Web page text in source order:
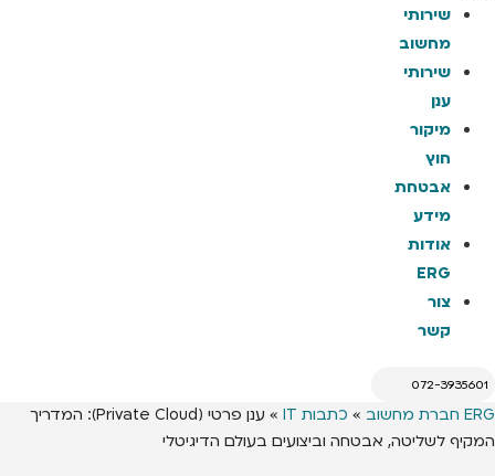
שירותי
מחשוב
שירותי
ענן
מיקור
חוץ
אבטחת
מידע
אודות
ERG
צור
קשר
072-3935601
ERG חברת מחשוב » כתבות IT »
ענן פרטי (Private Cloud): המדריך
המקיף לשליטה, אבטחה וביצועים בעולם הדיגיטלי